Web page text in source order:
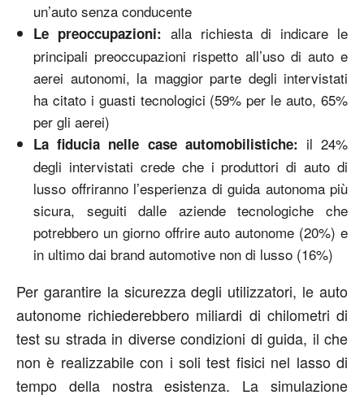
un’auto senza conducente
Le preoccupazioni: alla richiesta di indicare le
principali preoccupazioni rispetto all’uso di auto e
aerei autonomi, la maggior parte degli intervistati
ha citato i guasti tecnologici (59% per le auto, 65%
per gli aerei)
La fiducia nelle case automobilistiche: il 24%
degli intervistati crede che i produttori di auto di
lusso offriranno l’esperienza di guida autonoma più
sicura, seguiti dalle aziende tecnologiche che
potrebbero un giorno offrire auto autonome (20%) e
in ultimo dai brand automotive non di lusso (16%)
Per garantire la sicurezza degli utilizzatori, le auto
autonome richiederebbero miliardi di chilometri di
test su strada in diverse condizioni di guida, il che
non è realizzabile con i soli test fisici nel lasso di
tempo della nostra esistenza. La simulazione